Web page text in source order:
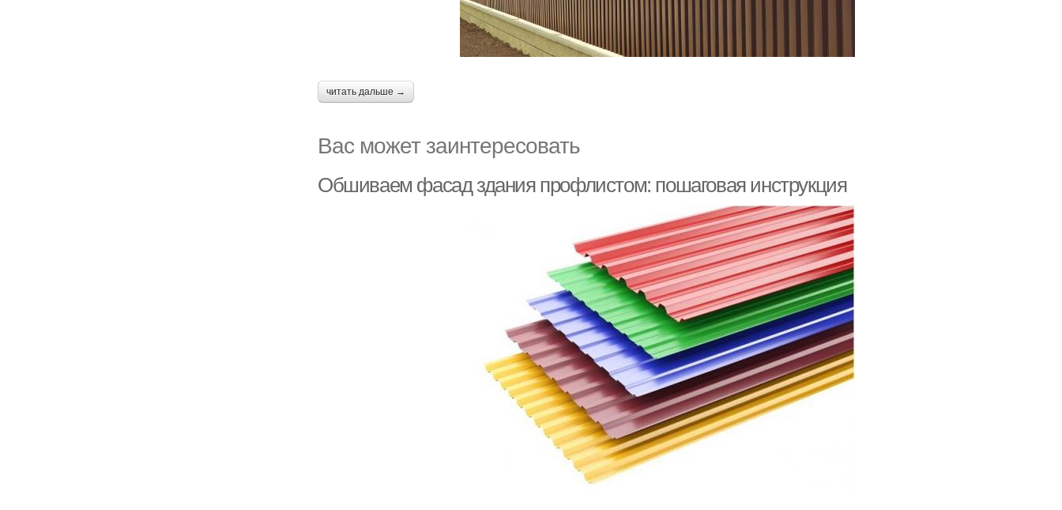
читать дальше →
Вас может заинтересовать
Обшиваем фасад здания профлистом: пошаговая инструкция